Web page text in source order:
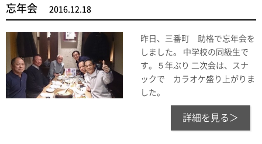
忘年会 2016.12.18
昨日、三番町 助格で忘年会を
しました。 中学校の同級生で
す。５年ぶり 二次会は、スナ
ックで カラオケ盛り上がりま
した。
詳細を見る＞